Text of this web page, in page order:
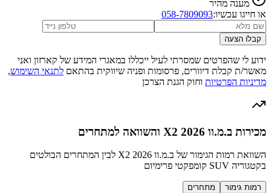
מענה מהיר
או חייגו עכשיו:058-7809093
קבלו הצעה
ידוע לי שהפרטים שמסרתי לעיל ייכללו במאגרי המידע של קארזון ואני
מאשר/ת קבלת דיוורים, פרסומות ופניה שיווקית בהתאם לתנאי השימוש,
מדיניות הפרטיות וחוק הגנת הצרכן
מכירות ב.מ.וו X2 2026 והשוואה למתחרים
השוואת רמות הגימור של ב.מ.וו X2 2026 לבין המתחרים הבולטים
בקטגוריה SUV קומפקטי פרימיום
רמות גימור מתחרים